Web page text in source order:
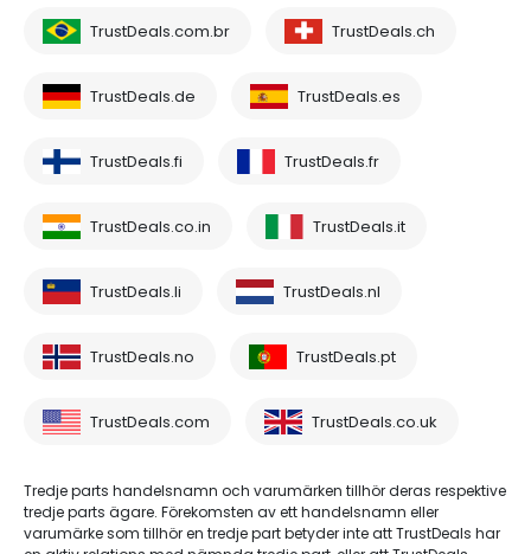
TrustDeals.com.br TrustDeals.ch
TrustDeals.de TrustDeals.es
TrustDeals.fi TrustDeals.fr
TrustDeals.co.in TrustDeals.it
TrustDeals.li TrustDeals.nl
TrustDeals.no TrustDeals.pt
TrustDeals.com TrustDeals.co.uk
Tredje parts handelsnamn och varumärken tillhör deras respektive
tredje parts ägare. Förekomsten av ett handelsnamn eller
varumärke som tillhör en tredje part betyder inte att TrustDeals har